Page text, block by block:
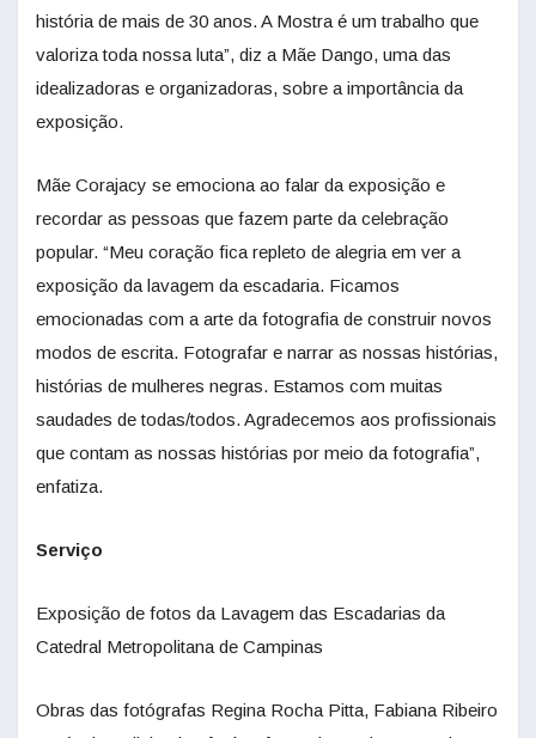
história de mais de 30 anos. A Mostra é um trabalho que
valoriza toda nossa luta”, diz a Mãe Dango, uma das
idealizadoras e organizadoras, sobre a importância da
exposição.
Mãe Corajacy se emociona ao falar da exposição e
recordar as pessoas que fazem parte da celebração
popular. “Meu coração fica repleto de alegria em ver a
exposição da lavagem da escadaria. Ficamos
emocionadas com a arte da fotografia de construir novos
modos de escrita. Fotografar e narrar as nossas histórias,
histórias de mulheres negras. Estamos com muitas
saudades de todas/todos. Agradecemos aos profissionais
que contam as nossas histórias por meio da fotografia”,
enfatiza.
Serviço
Exposição de fotos da Lavagem das Escadarias da
Catedral Metropolitana de Campinas
Obras das fotógrafas Regina Rocha Pitta, Fabiana Ribeiro